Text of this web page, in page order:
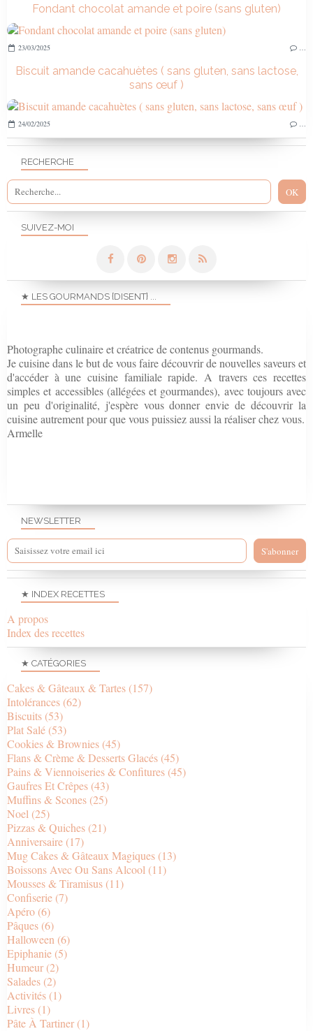
NEWSLETTER
SUIVEZ-MOI
RECHERCHE
Fondant chocolat amande et poire (sans gluten)
23/03/2025
Biscuit amande cacahuètes ( sans gluten, sans lactose,
sans œuf )
24/02/2025
★ INDEX RECETTES
A propos
Index des recettes
★ CATÉGORIES
Cakes & Gâteaux & Tartes (157)
Intolérances (62)
Biscuits (53)
Plat Salé (53)
Cookies & Brownies (45)
Flans & Crème & Desserts Glacés (45)
Pains & Viennoiseries & Confitures (45)
Gaufres Et Crêpes (43)
Muffins & Scones (25)
Noel (25)
Pizzas & Quiches (21)
Anniversaire (17)
Mug Cakes & Gâteaux Magiques (13)
Boissons Avec Ou Sans Alcool (11)
Mousses & Tiramisus (11)
Confiserie (7)
Apéro (6)
Pâques (6)
Halloween (6)
Epiphanie (5)
Humeur (2)
Salades (2)
Activités (1)
Livres (1)
Pâte À Tartiner (1)
★ LES GOURMANDS {DISENT} ...
Photographe culinaire et créatrice de contenus gourmands.
Je cuisine dans le but de vous faire découvrir de nouvelles saveurs et
d'accéder à une cuisine familiale rapide. A travers ces recettes
simples et accessibles (allégées et gourmandes), avec toujours avec
un peu d'originalité, j'espère vous donner envie de découvrir la
cuisine autrement pour que vous puissiez aussi la réaliser chez vous.
Armelle